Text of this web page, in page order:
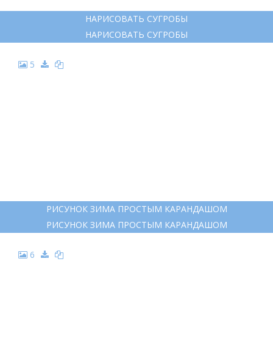
НАРИСОВАТЬ СУГРОБЫ
НАРИСОВАТЬ СУГРОБЫ
5
РИСУНОК ЗИМА ПРОСТЫМ КАРАНДАШОМ
РИСУНОК ЗИМА ПРОСТЫМ КАРАНДАШОМ
6